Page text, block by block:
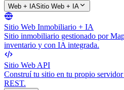
Web + IASitio Web + IA
Sitio Web Inmobiliario + IA
Sitio inmobiliario gestionado por
inventario y con IA integrada.
Sitio Web API
Construí tu sitio en tu propio
REST.